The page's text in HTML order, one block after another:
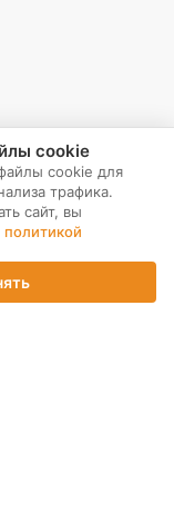
cookie
cookie для
трафика.
сайт, вы
политикой